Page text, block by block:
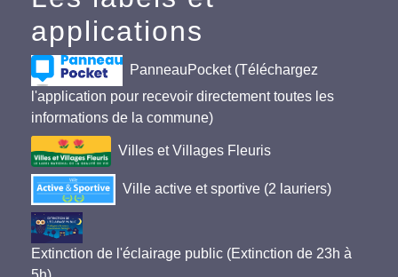
applications
PanneauPocket (Téléchargez
l'application pour recevoir directement toutes les
informations de la commune)
Villes et Villages Fleuris
Ville active et sportive (2 lauriers)
Extinction de l'éclairage public (Extinction de 23h à